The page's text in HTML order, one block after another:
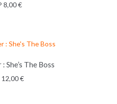
8,00€
She’s The Boss
12,00€